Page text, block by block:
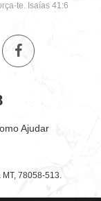
te. Isaías 41:6
Ajudar
78058-513.